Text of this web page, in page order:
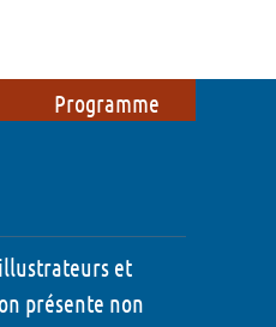
pendant le festival
Programme
et
présente non